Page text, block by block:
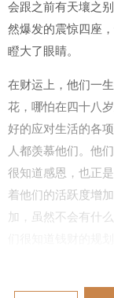
会跟之前有天壤之
然爆发的震惊四座
瞪大了眼睛。
在财运上，他们一
花，哪怕在四十八
好的应对生活的各
人都羡慕他们。他
很知道感恩，也正
着他们的活跃度增
加，虽然不会有什
富。他们从不会乱